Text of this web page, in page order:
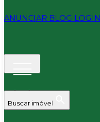
ANUNCIAR BLOG LOGIN
Buscar imóvel